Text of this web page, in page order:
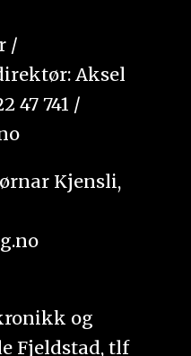
/
Aksel
47 741 /
Kjensli,
og
Fjeldstad, tlf